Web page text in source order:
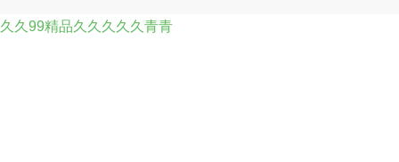
久久99精品久久久久久青青